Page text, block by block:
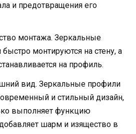
и предотвращения его
монтажа. Зеркальные
монтируются на стену, а
на профиль.
вид. Зеркальные профили
и стильный дизайн,
выполняет функцию
шарм и изящество в